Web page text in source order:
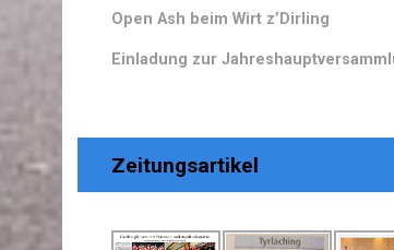
Open Ash beim Wirt z’Dirling
Einladung zur
Zeitungsartikel